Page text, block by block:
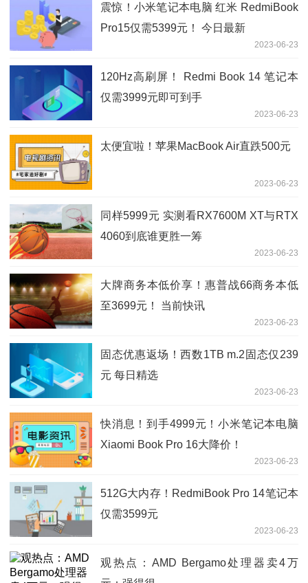
震惊！小米笔记本电脑 红米 RedmiBook
Pro15仅需5399元！ 今日最新
2023-06-23
120Hz高刷屏！ Redmi Book 14 笔记本
仅需3999元即可到手
2023-06-23
太便宜啦！苹果MacBook Air直跌500元
2023-06-23
同样5999元 实测看RX7600M XT与RTX
4060到底谁更胜一筹
2023-06-23
大牌商务本低价享！惠普战66商务本低
至3699元！ 当前快讯
2023-06-23
固态优惠返场！西数1TB m.2固态仅239
元 每日精选
2023-06-23
快消息！到手4999元！小米笔记本电脑
Xiaomi Book Pro 16大降价！
2023-06-23
512G大内存！RedmiBook Pro 14笔记本
仅需3599元
2023-06-23
观热点：AMD Bergamo处理器卖4万